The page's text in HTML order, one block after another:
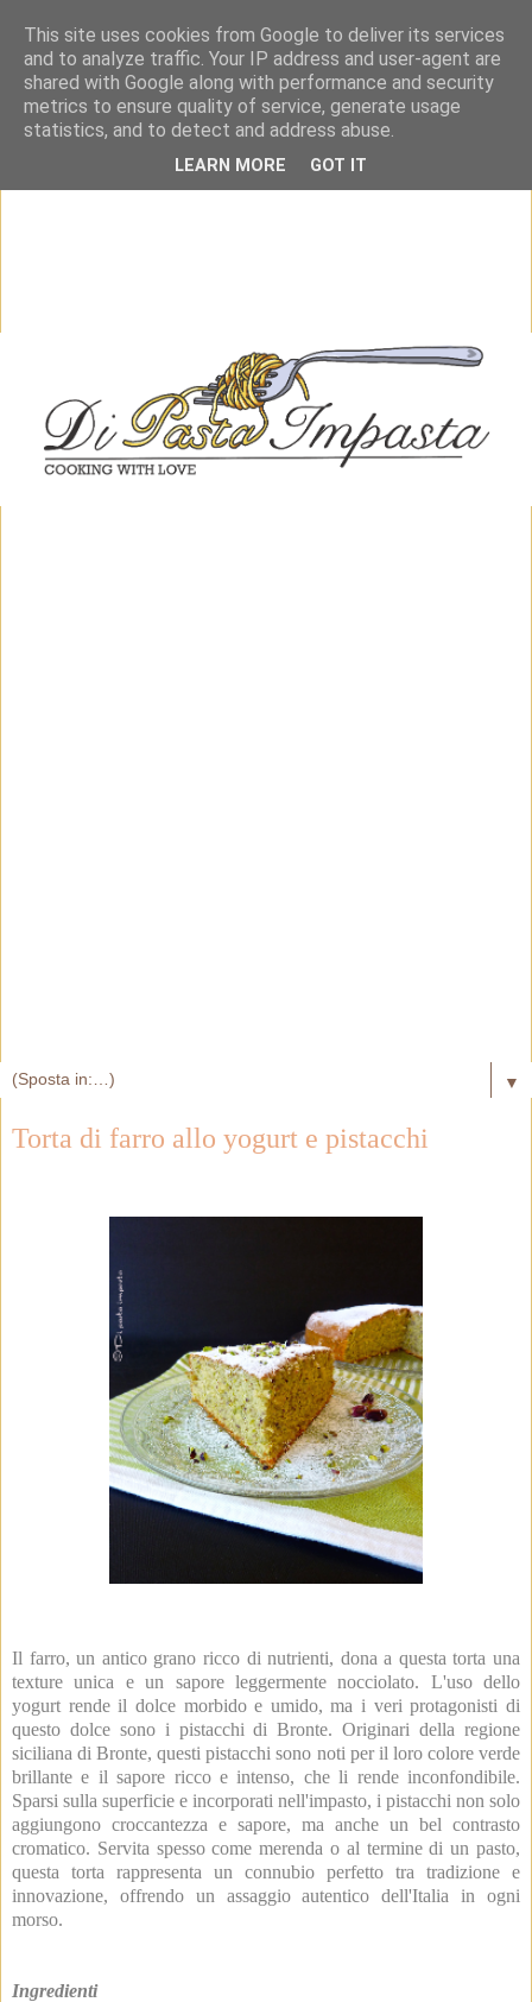
▼
Torta di farro allo yogurt e pistacchi
Il farro, un antico grano ricco di nutrienti, dona a questa torta una
texture unica e un sapore leggermente nocciolato. L'uso dello
yogurt rende il dolce morbido e umido, ma i veri protagonisti di
questo dolce sono i pistacchi di Bronte. Originari della regione
siciliana di Bronte, questi pistacchi sono noti per il loro colore verde
brillante e il sapore ricco e intenso, che li rende inconfondibile.
Sparsi sulla superficie e incorporati nell'impasto, i pistacchi non solo
aggiungono croccantezza e sapore, ma anche un bel contrasto
cromatico. Servita spesso come merenda o al termine di un pasto,
questa torta rappresenta un connubio perfetto tra tradizione e
innovazione, offrendo un assaggio autentico dell'Italia in ogni
morso.
Ingredienti
This site uses cookies from Google to deliver its services
and to analyze traffic. Your IP address and user-agent are
shared with Google along with performance and security
metrics to ensure quality of service, generate usage
statistics, and to detect and address abuse.
LEARN MORE GOT IT